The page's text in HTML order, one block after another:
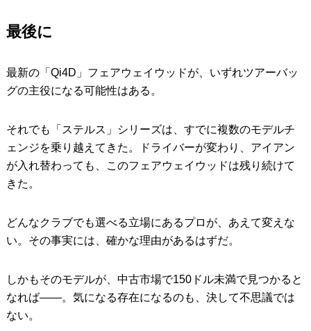
最後に
最新の「Qi4D」フェアウェイウッドが、いずれツアーバッ
グの主役になる可能性はある。
それでも「ステルス」シリーズは、すでに複数のモデルチ
ェンジを乗り越えてきた。ドライバーが変わり、アイアン
が入れ替わっても、このフェアウェイウッドは残り続けて
きた。
どんなクラブでも選べる立場にあるプロが、あえて変えな
い。その事実には、確かな理由があるはずだ。
しかもそのモデルが、中古市場で150ドル未満で見つかると
なれば――。気になる存在になるのも、決して不思議では
ない。